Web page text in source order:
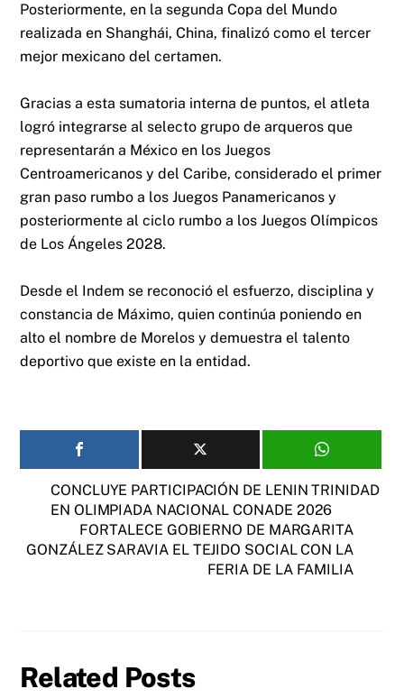
Posteriormente, en la segunda Copa del Mundo
realizada en Shanghái, China, finalizó como el tercer
mejor mexicano del certamen.
Gracias a esta sumatoria interna de puntos, el atleta
logró integrarse al selecto grupo de arqueros que
representarán a México en los Juegos
Centroamericanos y del Caribe, considerado el primer
gran paso rumbo a los Juegos Panamericanos y
posteriormente al ciclo rumbo a los Juegos Olímpicos
de Los Ángeles 2028.
Desde el Indem se reconoció el esfuerzo, disciplina y
constancia de Máximo, quien continúa poniendo en
alto el nombre de Morelos y demuestra el talento
deportivo que existe en la entidad.
CONCLUYE PARTICIPACIÓN DE LENIN TRINIDAD
EN OLIMPIADA NACIONAL CONADE 2026
FORTALECE GOBIERNO DE MARGARITA
GONZÁLEZ SARAVIA EL TEJIDO SOCIAL CON LA
FERIA DE LA FAMILIA
Related Posts